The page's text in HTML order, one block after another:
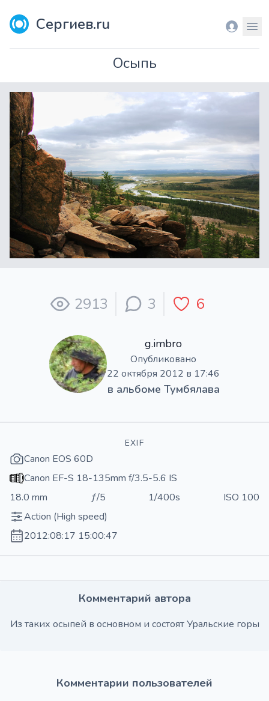
Сергиев.ru Вход
Осыпь
2913 3 6
g.imbro
Опубликовано
22 октября 2012 в 17:46
в альбоме Тумбялава
EXIF
Canon EOS 60D
Canon EF-S 18-135mm f/3.5-5.6 IS
18.0 mm
ƒ/5 1/400s
ISO 100
Action (High speed)
2012:08:17 15:00:47
Комментарий автора
Из таких осыпей в основном и состоят Уральские горы
Комментарии пользователей